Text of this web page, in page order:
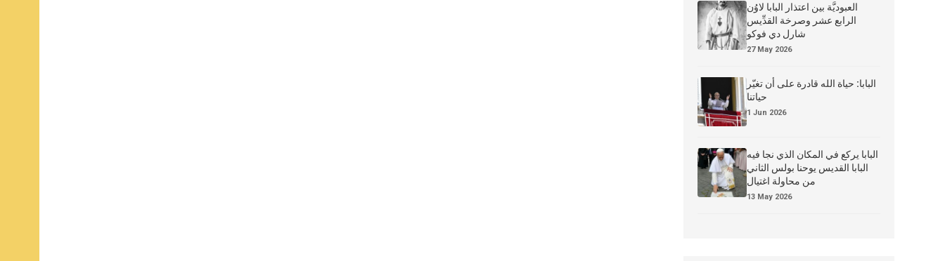
العبوديَّة بين اعتذار البابا لاوُن
الرابع عشر وصرخة القدِّيس
شارل دي فوكو
27 May 2026
البابا: حياة الله قادرة على أن تغيّر
حياتنا
1 Jun 2026
البابا يركع في المكان الذي نجا فيه
البابا القديس يوحنا بولس الثاني
من محاولة اغتيال
13 May 2026